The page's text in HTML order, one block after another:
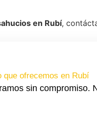
en Rubí,
que ofrecemos en Rubí
sin